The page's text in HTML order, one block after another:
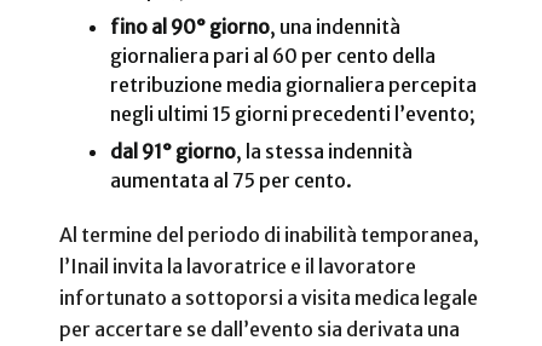
fino al 90° giorno, una indennità
giornaliera pari al 60 per cento della
retribuzione media giornaliera percepita
negli ultimi 15 giorni precedenti l’evento;
dal 91° giorno, la stessa indennità
aumentata al 75 per cento.
Al termine del periodo di inabilità temporanea,
l’Inail invita la lavoratrice e il lavoratore
infortunato a sottoporsi a visita medica legale
per accertare se dall’evento sia derivata una